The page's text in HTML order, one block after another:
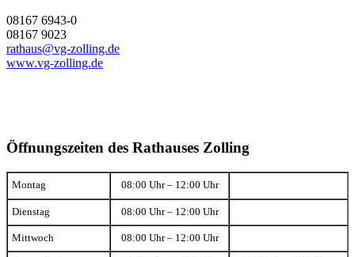
08167 6943-0
08167 9023
rathaus@vg-zolling.de
www.vg-zolling.de
Öffnungszeiten des Rathauses Zolling
Montag 08:00 Uhr – 12:00 Uhr
Dienstag 08:00 Uhr – 12:00 Uhr
Mittwoch 08:00 Uhr – 12:00 Uhr